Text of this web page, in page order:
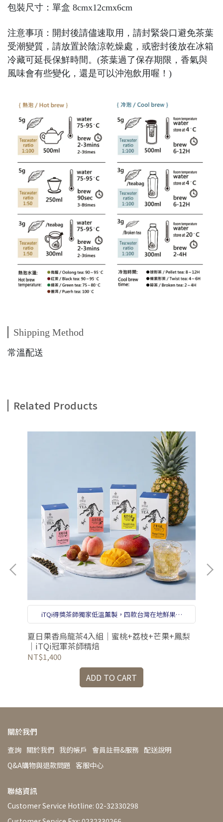
包裝尺寸：單盒 8cmx12cmx6cm
注意事項：開封後請儘速取用，請封緊袋口避免茶葉
受潮變質，請放置於陰涼乾燥處，或密封後放在冰箱
冷藏可延長保鮮時間。(茶葉過了保存期限，香氣與
風味會有些變化，還是可以沖泡飲用喔！)
Shipping Method
常溫配送
Related Products
iTQi得獎茶師獨家低溫薰製，四款台灣在地鮮果烏
龍，冷泡熱飲完美百搭。
夏日果香烏龍茶4入組｜蜜桃+荔枝+芒果+鳳梨
｜iTQi冠軍茶師精焙
NT$1,400
ADD TO CART
關於我們
查詢 關於我們 我的帳戶 會員註冊&服務 配送說明
Q&A購物與退款問題 客服中心
聯絡資訊
Customer Service Hotline: 02-32330298